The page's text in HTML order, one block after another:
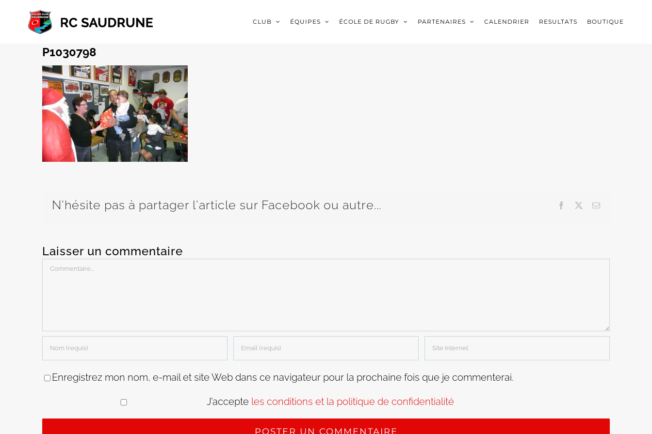
contenu
CLUB ÉQUIPES ÉCOLE DE RUGBY PARTENAIRES CALENDRIER RESULTATS BOUTIQUE
P1030798
N'hésite pas à partager l'article sur Facebook ou autre... Facebook Email
Laisser un commentaire
Commentaire
Enregistrez mon nom, e-mail et site Web dans ce navigateur pour la prochaine fois que je commenterai.
J’accepte les conditions et la politique de confidentialité